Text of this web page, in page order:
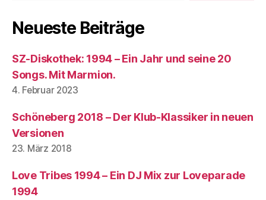
Neueste Beiträge
SZ-Diskothek: 1994 – Ein Jahr und seine 20
Songs. Mit Marmion.
4. Februar 2023
Schöneberg 2018 – Der Klub-Klassiker in neuen
Versionen
23. März 2018
Love Tribes 1994 – Ein DJ Mix zur Loveparade
1994